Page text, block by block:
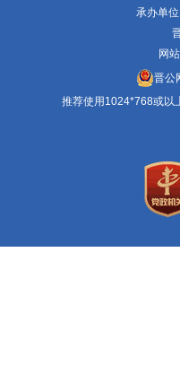
承办单
网
晋公
推荐使用1024*768或以